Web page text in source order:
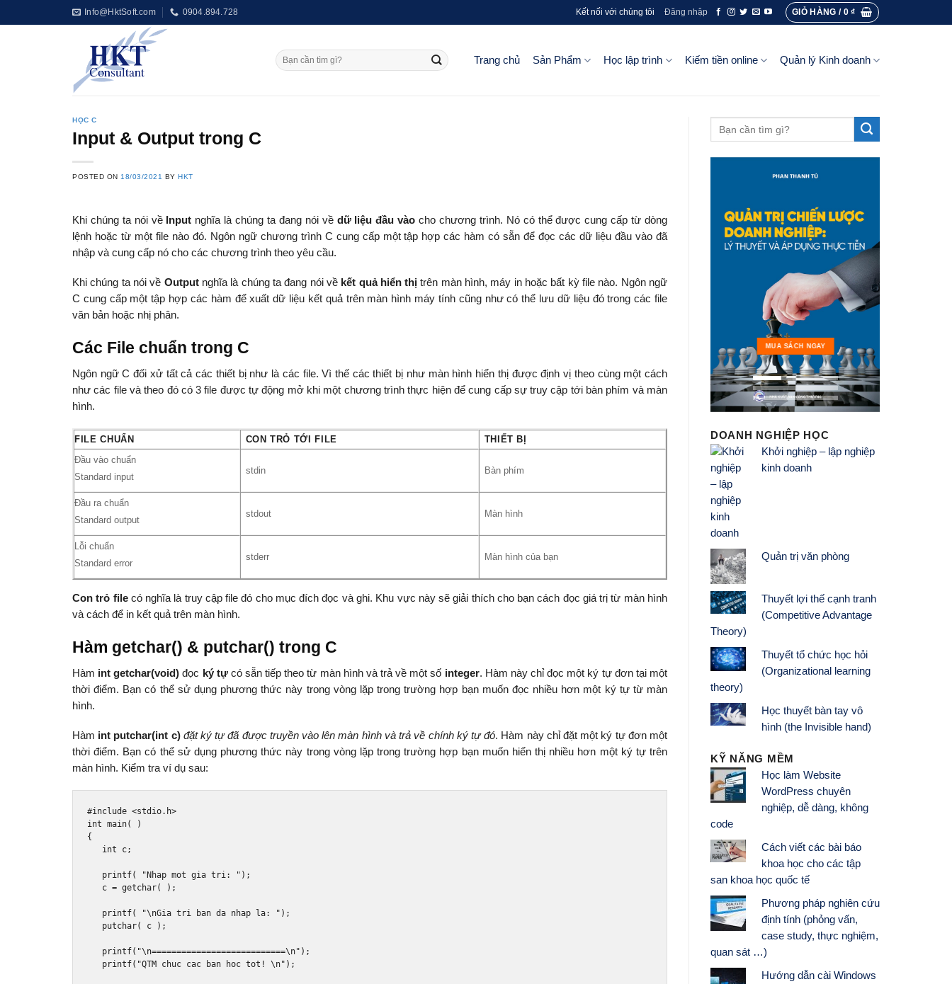
to
Info@HktSoft.com 0904.894.728 Kết nối với chúng tôi Đăng nhập GIỎ HÀNG / 0₫
Trang chủ Sản Phẩm Học lập trình Kiếm tiền online Quản lý Kinh doanh
HỌC C
Input & Output trong C
POSTED ON 18/03/2021 BYHKT
Khi chúng ta nói vềInput nghĩa là chúng ta đang nói về dữ liệu đầu vào cho chương trình. Nó có thể được cung cấp từ dòng
lệnh hoặc từ một file nào đó. Ngôn ngữ chương trình C cung cấp một tập hợp các hàm có sẵn để đọc các dữ liệu đầu vào đã
nhập và cung cấp nó cho các chương trình theo yêu cầu.
Khi chúng ta nói về Outputnghĩa là chúng ta đang nói về kết quả hiển thị trên màn hình, máy in hoặc bất kỳ file nào. Ngôn ngữ
C cung cấp một tập hợp các hàm để xuất dữ liệu kết quả trên màn hình máy tính cũng như có thể lưu dữ liệu đó trong các file
văn bản hoặc nhị phân.
Các File chuẩn trong C
Ngôn ngữ C đối xử tất cả các thiết bị như là các file. Vì thế các thiết bị như màn hình hiển thị được định vị theo cùng một cách
như các file và theo đó có 3 file được tự động mở khi một chương trình thực hiện để cung cấp sự truy cập tới bàn phím và màn
hình.
FILE CHUẨN CON TRỎ TỚI FILE
THIẾT BỊ
Đầu vào chuẩn
Standard input
stdin Bàn phím
Đầu ra chuẩn
Standard output
stdout Màn hình
Lỗi chuẩn
Standard error
stderr Màn hình của bạn
Con trỏ filecó nghĩa là truy cập file đó cho mục đích đọc và ghi. Khu vực này sẽ giải thích cho bạn cách đọc giá trị từ màn hình
và cách để in kết quả trên màn hình.
Hàm getchar() & putchar() trong C
Hàm int getchar(void) đọc ký tựcó sẵn tiếp theo từ màn hình và trả về một số integer. Hàm này chỉ đọc một ký tự đơn tại một
thời điểm. Bạn có thể sử dụng phương thức này trong vòng lặp trong trường hợp bạn muốn đọc nhiều hơn một ký tự từ màn
hình.
Hàm int putchar(int c) đặt ký tự đã được truyền vào lên màn hình và trả về chính ký tự đó. Hàm này chỉ đặt một ký tự đơn một
thời điểm. Bạn có thể sử dụng phương thức này trong vòng lặp trong trường hợp bạn muốn hiển thị nhiều hơn một ký tự trên
màn hình. Kiểm tra ví dụ sau:
#include <stdio.h>
int main(
)
{
int c;
   printf
( "Nhap mot gia tri: " );
   c
= getchar( );
   printf
( "\nGia tri ban da nhap la: " );
   putchar
( c );
   printf
( "\n===========================\n" );
   printf
( "QTM chuc cac ban hoc tot! \n" );
MUA SÁCH NGAY
DOANH NGHIỆP HỌC
Khởi nghiệp – lập nghiệp
kinh doanh
Quản trị văn phòng
Thuyết lợi thế cạnh tranh
(Competitive Advantage
Theory)
Thuyết tổ chức học hỏi
(Organizational learning
theory)
Học thuyết bàn tay vô
hình (the Invisible hand)
KỸ NĂNG MỀM
Học làm Website
WordPress chuyên
nghiệp, dễ dàng, không
code
Cách viết các bài báo
khoa học cho các tập
san khoa học quốc tế
Phương pháp nghiên cứu
định tính (phỏng vấn,
case study, thực nghiệm,
quan sát …)
Hướng dẫn cài Windows